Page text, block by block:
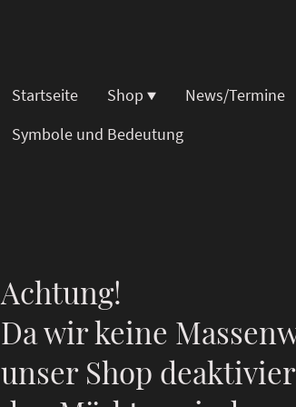
Startseite Shop News/Termine
Symbole und Bedeutung
Achtung!
Da wir keine
unser Shop